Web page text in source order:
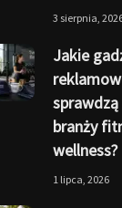
3 sierpnia,
Jakie
sprawdzą
branży
wellness?
1 lipca, 2026